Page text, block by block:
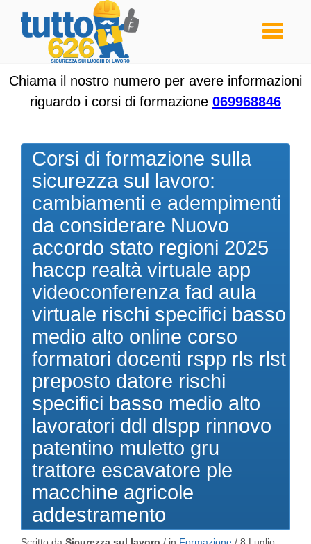
Toggle
Chiama il nostro numero per avere informazioni
riguardo i corsi di formazione 069968846
Corsi di formazione sulla
sicurezza sul lavoro:
cambiamenti e adempimenti
da considerare Nuovo
accordo stato regioni 2025
haccp realtà virtuale app
videoconferenza fad aula
virtuale rischi specifici basso
medio alto online corso
formatori docenti rspp rls rlst
preposto datore rischi
specifici basso medio alto
lavoratori ddl dlspp rinnovo
patentino muletto gru
trattore escavatore ple
macchine agricole
addestramento